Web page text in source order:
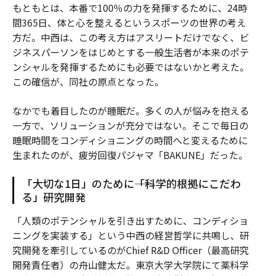
もともとは、本番で100％の力を発揮するために、24時
間365日、体と心を整えるというスポーツの世界の考え
方だ。中西は、この考え方はアスリートだけでなく、ビ
ジネスパーソンをはじめとする一般生活者が本来のポテ
ンシャルを発揮するためにも必要ではないかと考えた。
この確信が、同社の原点となった。
なかでも着目したのが睡眠だ。多くの人が悩みを抱える
一方で、ソリューションが充分ではない。そこで毎日の
睡眠時間をコンディショニングの時間へと変えるために
生まれたのが、疲労回復パジャマ「BAKUNE」だった。
「大切な1日」のために――「科学的根拠にこだわ
る」研究開発
「人類のポテンシャルを引き出すために、コンディショ
ニングを実装する」という中西の経営哲学に共鳴し、研
究開発を牽引しているのがChief R&D Officer（最高研究
開発責任者）の舟山健太だ。東京大学大学院にて薬科学